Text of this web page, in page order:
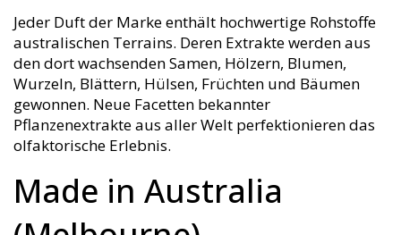
Jeder Duft der Marke enthält hochwertige Rohstoffe
australischen Terrains. Deren Extrakte werden aus
den dort wachsenden Samen, Hölzern, Blumen,
Wurzeln, Blättern, Hülsen, Früchten und Bäumen
gewonnen. Neue Facetten bekannter
Pflanzenextrakte aus aller Welt perfektionieren das
olfaktorische Erlebnis.
Made in Australia